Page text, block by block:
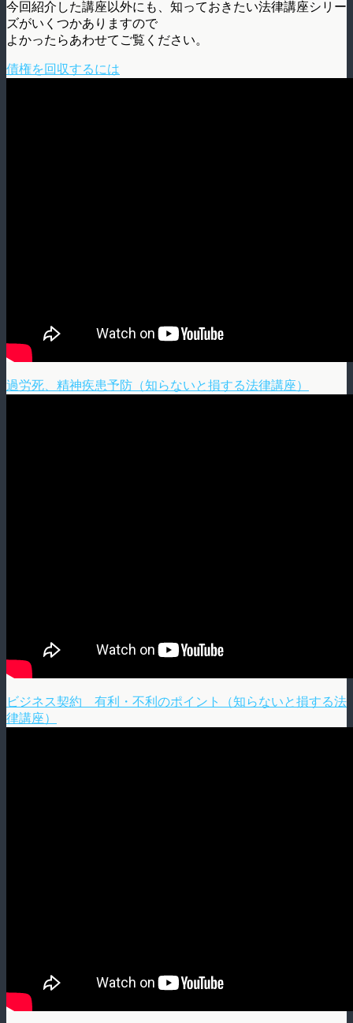
今回紹介した講座以外にも、知っておきたい法律講座シリー
ズがいくつかありますので
よかったらあわせてご覧ください。
債権を回収するには
過労死、精神疾患予防（知らないと損する法律講座）
ビジネス契約 有利・不利のポイント（知らないと損する法
律講座）